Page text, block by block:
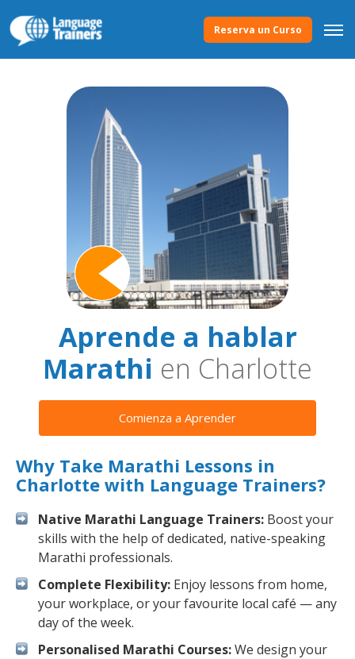
Reserva un Curso
Aprende a hablar
Marathi en Charlotte
Comienza a Aprender
Why Take Marathi Lessons in
Charlotte with Language Trainers?
Native Marathi Language Trainers: Boost your
skills with the help of dedicated, native-speaking
Marathi professionals.
Complete Flexibility: Enjoy lessons from home,
your workplace, or your favourite local café — any
day of the week.
Personalised Marathi Courses:We design your